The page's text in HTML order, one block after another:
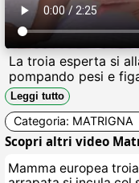
La troia esperta si
pompando pesi e
cazzi duri
schizzi di sborra sul
Leggi tutto
Categoria: MATRIGNA
Scopri altri video
Mamma europea troia